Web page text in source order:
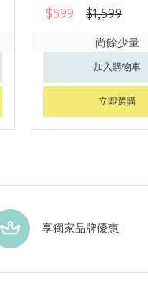
$599 $1,599
尚餘少量
加入購物車
立即選購
享獨家品牌優惠